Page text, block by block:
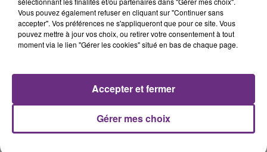
AMY MACDONALD
A L'ANTENNE
Vous pouvez également refuser en cliquant sur "Continuer sans
accepter". Vos préférences ne s'appliqueront que pour ce site. Vous
pouvez mettre à jour vos choix, ou retirer votre consentement à tout
moment via le lien "Gérer les cookies" situé en bas de chaque page.
Gérer mes choix
Accepter et fermer